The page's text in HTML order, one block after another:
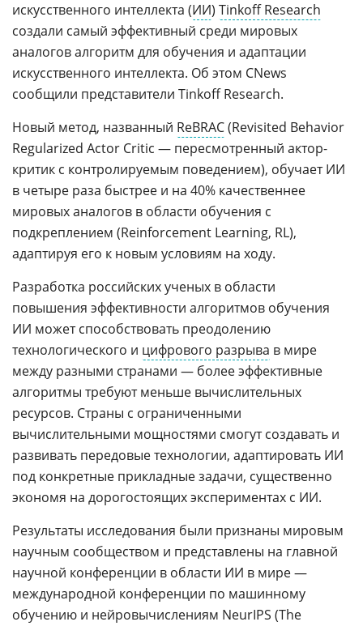
искусственного интеллекта (ИИ) Tinkoff Research
создали самый эффективный среди мировых
аналогов алгоритм для обучения и адаптации
искусственного интеллекта. Об этом CNews
сообщили представители Tinkoff Research.
Новый метод, названный ReBRAC(Revisited Behavior
Regularized Actor Critic — пересмотренный актор-
критик с контролируемым поведением), обучает ИИ
в четыре раза быстрее и на 40% качественнее
мировых аналогов в области обучения с
подкреплением (Reinforcement Learning, RL),
адаптируя его к новым условиям на ходу.
Разработка российских ученых в области
повышения эффективности алгоритмов обучения
ИИ может способствовать преодолению
технологического и цифрового разрыва в мире
между разными странами — более эффективные
алгоритмы требуют меньше вычислительных
ресурсов. Страны с ограниченными
вычислительными мощностями смогут создавать и
развивать передовые технологии, адаптировать ИИ
под конкретные прикладные задачи, существенно
экономя на дорогостоящих экспериментах с ИИ.
Результаты исследования были признаны мировым
научным сообществом и представлены на главной
научной конференции в области ИИ в мире —
международной конференции по машинному
обучению и нейровычислениям NeurIPS (The